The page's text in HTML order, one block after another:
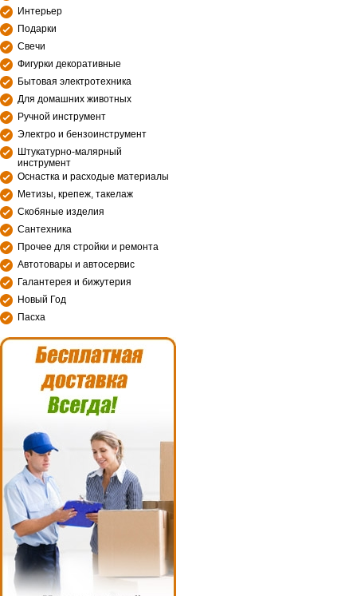
Интерьер
Подарки
Свечи
Фигурки декоративные
Бытовая электротехника
Для домашних животных
Ручной инструмент
Электро и бензоинструмент
Штукатурно-малярный
инструмент
Оснастка и расходые материалы
Метизы, крепеж, такелаж
Скобяные изделия
Сантехника
Прочее для стройки и ремонта
Автотовары и автосервис
Галантерея и бижутерия
Новый Год
Пасха